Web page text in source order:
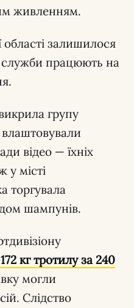
живленням.
області залишилося
служби працюють на
групу
влаштовували
відео — їхніх
у місті
торгувала
шампунів.
кг тротилу за 240
могли
Слідство